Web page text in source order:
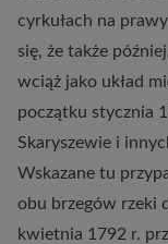
cyrkułach na
się, że także
wciąż jako układ
początku stycznia
Skaryszewie i
Wskazane tu
obu brzegów rzeki
kwietnia 1792 r.